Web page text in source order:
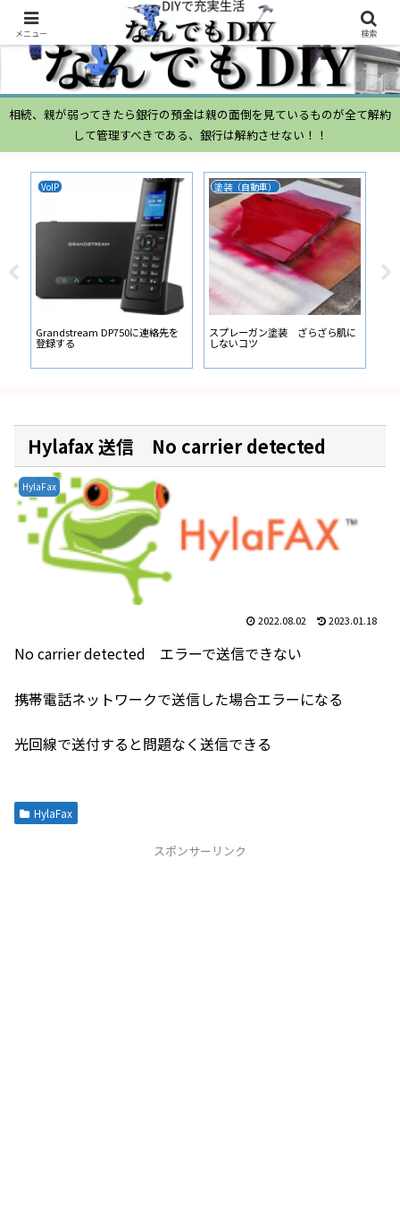
相続、親が弱ってきたら銀行の預金は親の面倒を見ているものが全て解約
して管理すべきである、銀行は解約させない！！
VoIP
Grandstream DP750に連絡先を
登録する
塗装（自動車）
スプレーガン塗装 ざらざら肌に
しないコツ
ム
Hylafax 送信 No carrier detected
HylaFax
2022.08.02 2023.01.18
No carrier detected エラーで送信できない
携帯電話ネットワークで送信した場合エラーになる
光回線で送付すると問題なく送信できる
HylaFax
スポンサーリンク
メニュー 検索